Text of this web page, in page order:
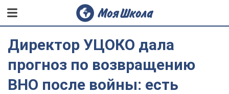
Директор УЦОКО дала
прогноз по возвращению
ВНО после войны: есть